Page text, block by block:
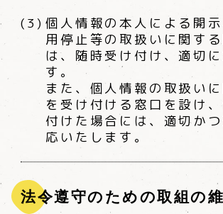
個人情報の本人による開
用停止等の取扱いに関す
は、随時受け付け、適切
す。
また、個人情報の取扱い
を受け付ける窓口を設け
付けた場合には、適切か
応いたします。
法令遵守のための取組の